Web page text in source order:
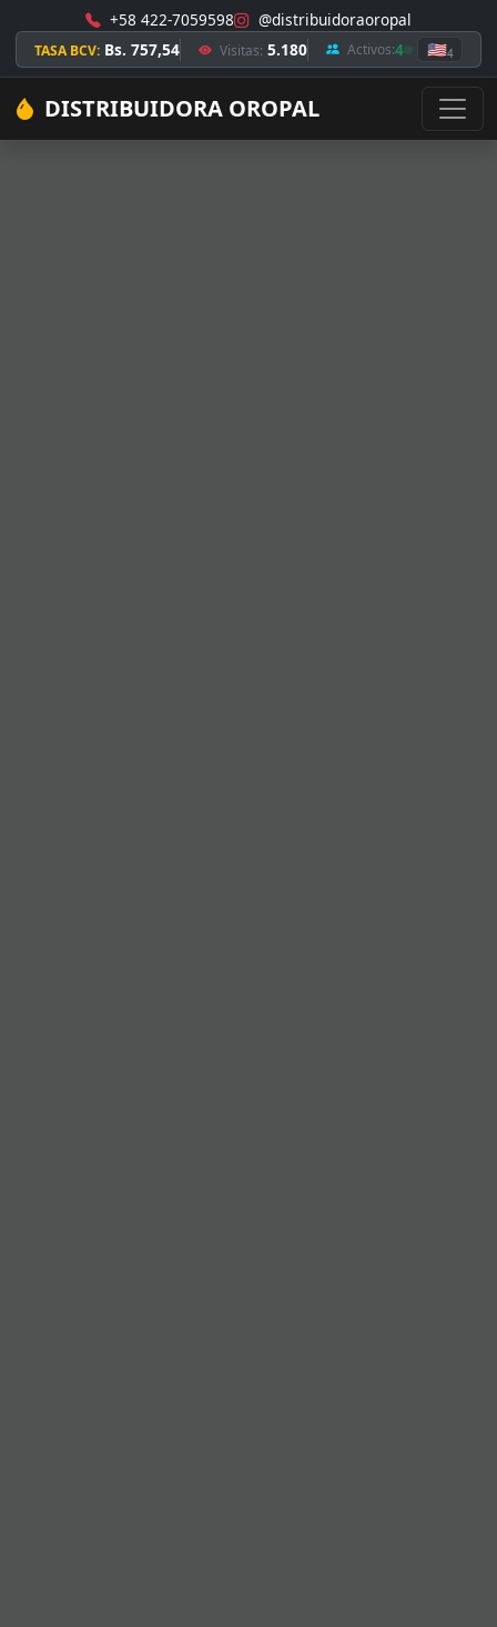
+58 422-7059598 @distribuidoraoropal
TASA BCV: Bs. 757,54 Visitas: 5.180 Activos:4 🇺🇸4
DISTRIBUIDORA OROPAL